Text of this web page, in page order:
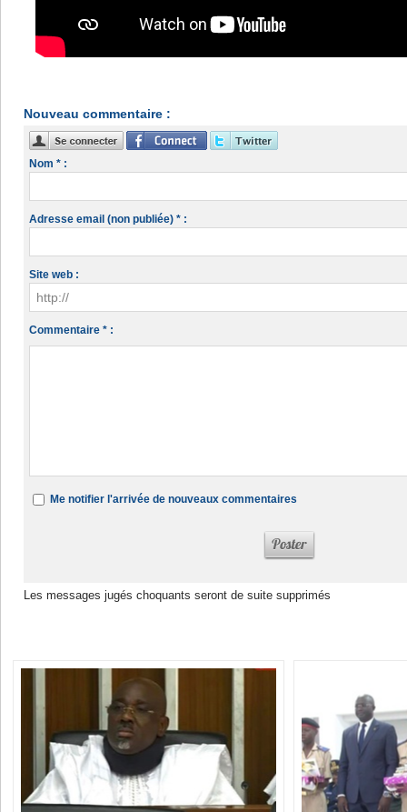
Nouveau commentaire :
Nom * :
Adresse email (non publiée) * :
Site web :
Commentaire * :
Me notifier l'arrivée de nouveaux commentaires
Les messages jugés choquants seront de suite supprimés